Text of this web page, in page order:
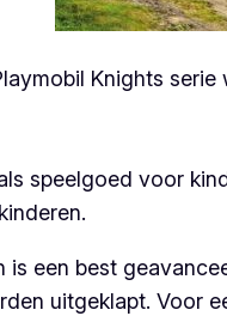
Knights
speelgoed voor
een best
uitgeklapt. Voor